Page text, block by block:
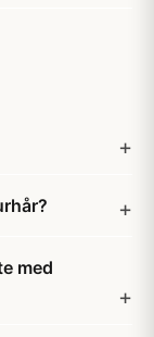
med